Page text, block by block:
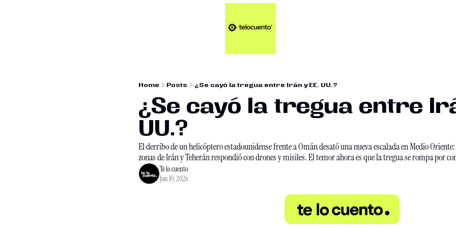
Home Posts ¿Se cayó la tregua entre Irán y EE. UU.?
¿Se cayó la tregua entre
UU.?
El derribo de un helicóptero estadounidense frente a Omán desató una nueva escalada en Medio
zonas de Irán y Teherán respondió con drones y misiles. El temor ahora es que la tregua se rompa por
Te lo cuento
Jun 10, 2026